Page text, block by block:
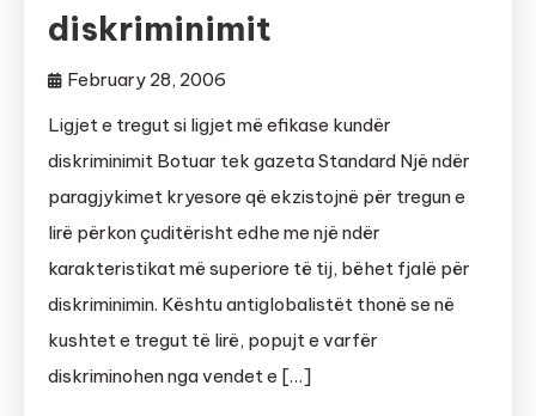
diskriminimit
February 28, 2006
Ligjet e tregut si ligjet më efikase kundër
diskriminimit Botuar tek gazeta Standard Një ndër
paragjykimet kryesore që ekzistojnë për tregun e
lirë përkon çuditërisht edhe me një ndër
karakteristikat më superiore të tij, bëhet fjalë për
diskriminimin. Kështu antiglobalistët thonë se në
kushtet e tregut të lirë, popujt e varfër
diskriminohen nga vendet e […]